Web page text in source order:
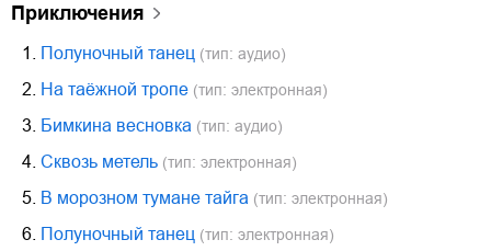
приключения
1. Полуночный танец (тип: аудио)
2. На таёжной тропе (тип: электронная)
3. Бимкина весновка (тип: аудио)
4. Сквозь метель (тип: электронная)
5. В морозном тумане тайга (тип: электронная)
6. Полуночный танец (тип: электронная)